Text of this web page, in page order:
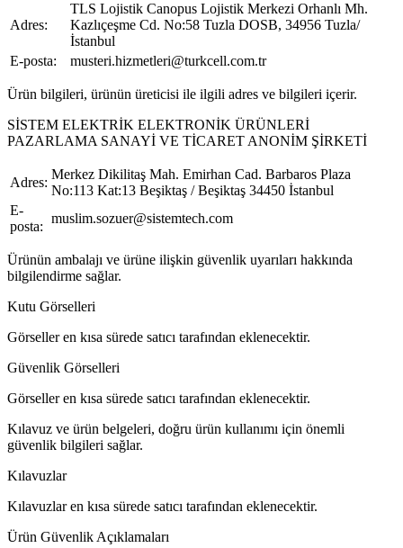
Adres:
TLS Lojistik Canopus Lojistik Merkezi Orhanlı Mh.
Kazlıçeşme Cd. No:58 Tuzla DOSB, 34956 Tuzla/
İstanbul
E-posta:
musteri.hizmetleri@turkcell.com.tr
Ürün bilgileri, ürünün üreticisi ile ilgili adres ve bilgileri içerir.
SİSTEM ELEKTRİK ELEKTRONİK ÜRÜNLERİ
PAZARLAMA SANAYİ VE TİCARET ANONİM ŞİRKETİ
Adres:
Merkez Dikilitaş Mah. Emirhan Cad. Barbaros Plaza
No:113 Kat:13 Beşiktaş / Beşiktaş 34450 İstanbul
E-
posta:
muslim.sozuer@sistemtech.com
Ürünün ambalajı ve ürüne ilişkin güvenlik uyarıları hakkında
bilgilendirme sağlar.
Kutu Görselleri
Görseller en kısa sürede satıcı tarafından eklenecektir.
Güvenlik Görselleri
Görseller en kısa sürede satıcı tarafından eklenecektir.
Kılavuz ve ürün belgeleri, doğru ürün kullanımı için önemli
güvenlik bilgileri sağlar.
Kılavuzlar
Kılavuzlar en kısa sürede satıcı tarafından eklenecektir.
Ürün Güvenlik Açıklamaları